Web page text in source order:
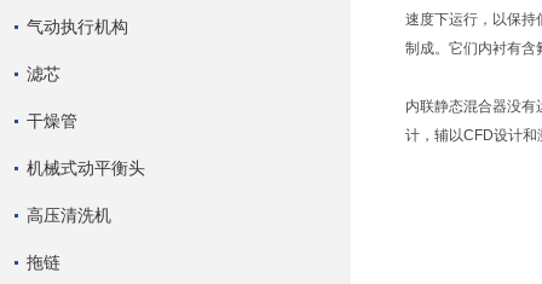
气动执行机构
滤芯
干燥管
机械式动平衡头
高压清洗机
拖链
速度下运行，以保持
制成。它们内衬有
内联静态混合器没
计，辅以CFD设计